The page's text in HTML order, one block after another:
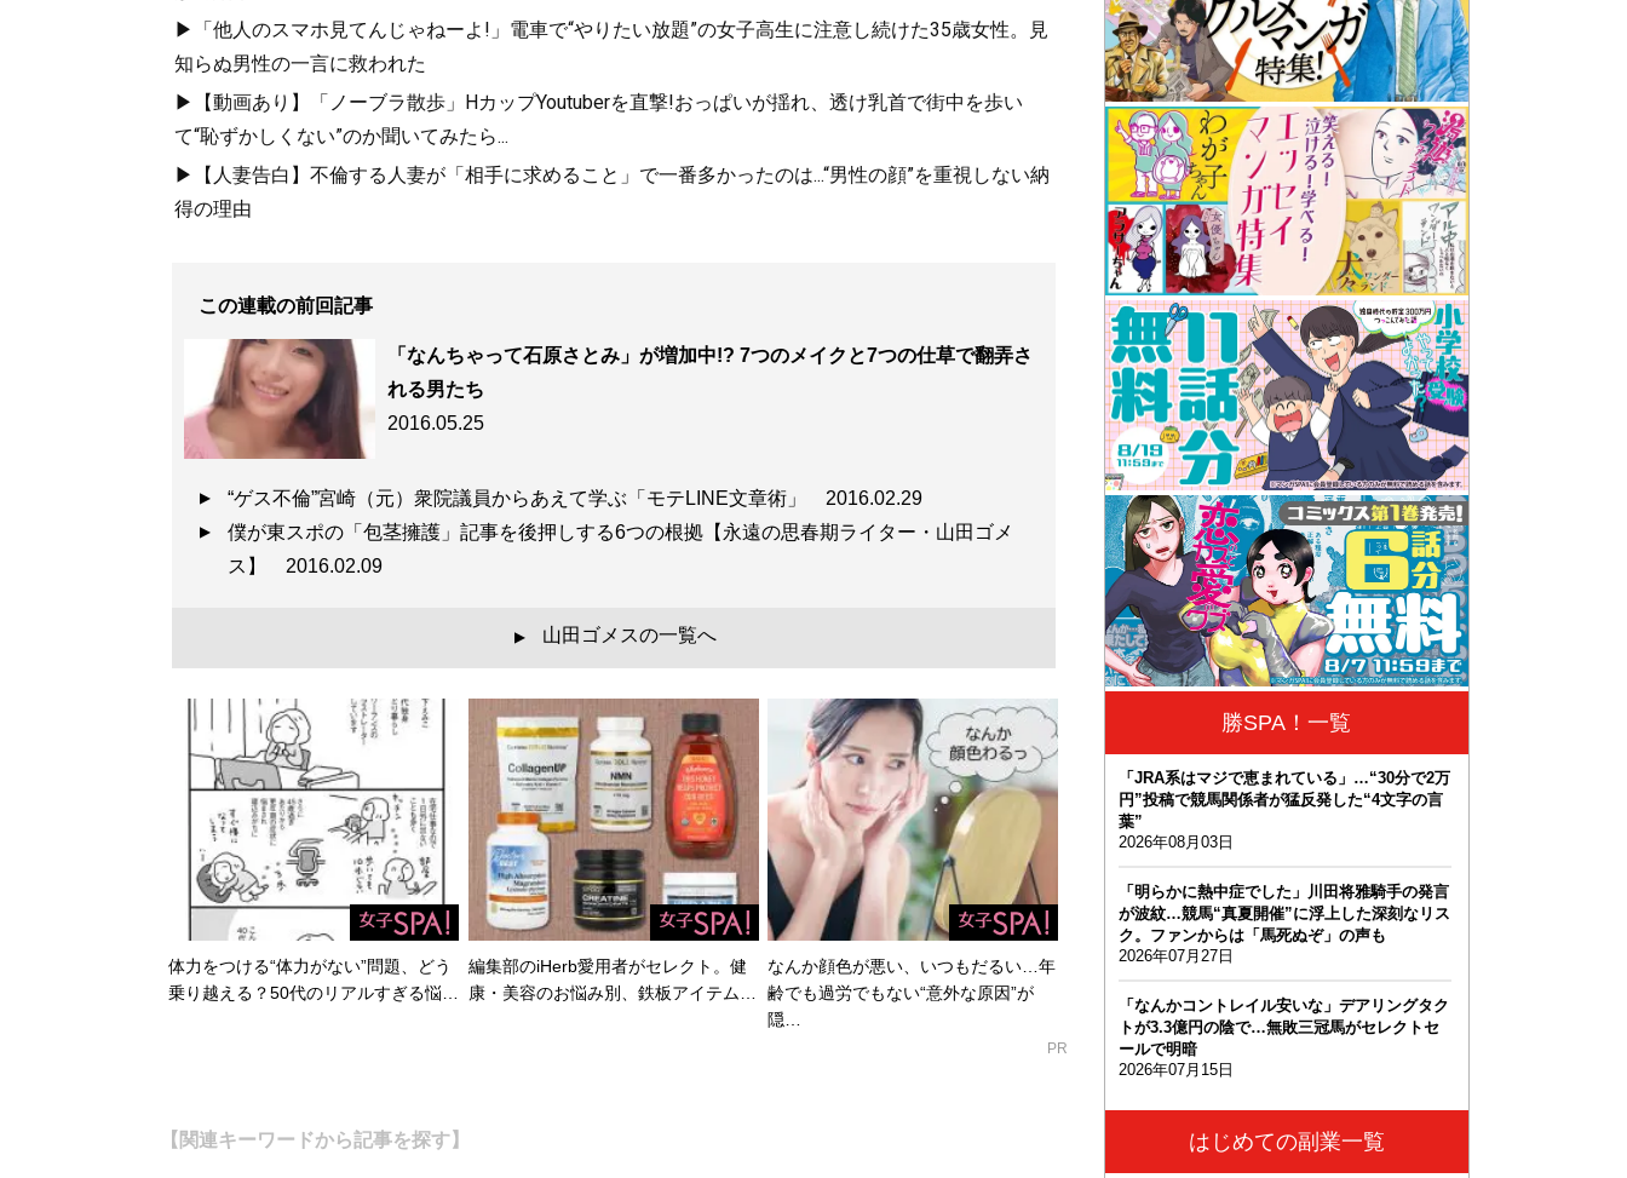
▶「他人のスマホ見てんじゃねーよ!」電車で“やりたい放題”の女子高生に注意し続けた35歳女性。見
知らぬ男性の一言に救われた
▶【動画あり】「ノーブラ散歩」HカップYoutuberを直撃!おっぱいが揺れ、透け乳首で街中を歩い
て“恥ずかしくない”のか聞いてみたら...
▶【人妻告白】不倫する人妻が「相手に求めること」で一番多かったのは...“男性の顔”を重視しない納
得の理由
この連載の前回記事
「なんちゃって石原さとみ」が増加中!? 7つのメイクと7つの仕草で翻弄さ
れる男たち
2016.05.25
“ゲス不倫”宮崎（元）衆院議員からあえて学ぶ「モテLINE文章術」 2016.02.29
僕が東スポの「包茎擁護」記事を後押しする6つの根拠【永遠の思春期ライター・山田ゴメ
ス】 2016.02.09
▲ 山田ゴメスの一覧へ
体力をつける“体力がない”問題、どう
乗り越える？50代のリアルすぎる悩…
編集部のiHerb愛用者がセレクト。健
康・美容のお悩み別、鉄板アイテム…
なんか顔色が悪い、いつもだるい…年
齢でも過労でもない“意外な原因”が
隠…
PR
【関連キーワードから記事を探す】
勝SPA！一覧
「JRA系はマジで恵まれている」…“30分で2万
円”投稿で競馬関係者が猛反発した“4文字の言
葉”
2026年08月03日
「明らかに熱中症でした」川田将雅騎手の発言
が波紋…競馬“真夏開催”に浮上した深刻なリス
ク。ファンからは「馬死ぬぞ」の声も
2026年07月27日
「なんかコントレイル安いな」デアリングタク
トが3.3億円の陰で…無敗三冠馬がセレクトセ
ールで明暗
2026年07月15日
はじめての副業一覧